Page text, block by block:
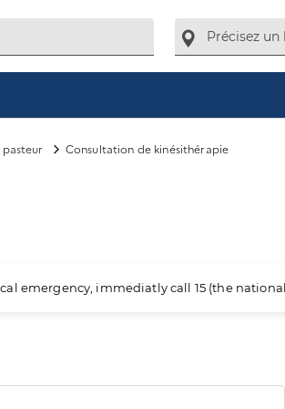
Consultation de kinésithérapie
emergency, immediatly call 15 (the